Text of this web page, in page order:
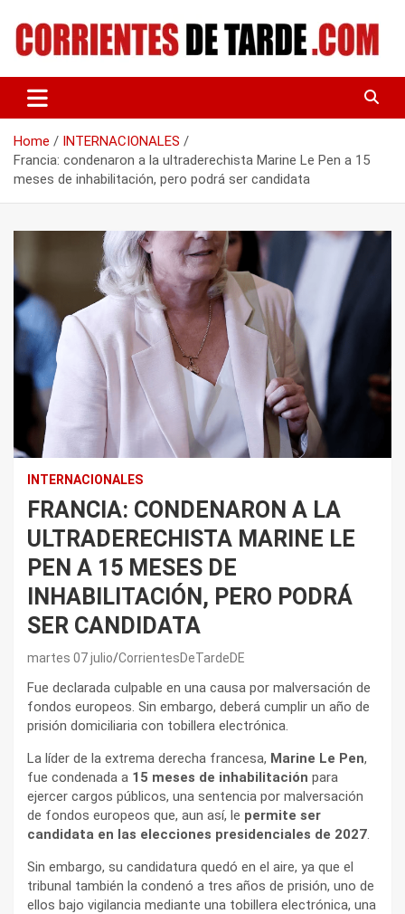
content
CORRIENTES DE TARDE
Home
INTERNACIONALES
Francia: condenaron a la ultraderechista Marine Le Pen a 15
meses de inhabilitación, pero podrá ser candidata
INTERNACIONALES
FRANCIA: CONDENARON A LA
ULTRADERECHISTA MARINE LE
PEN A 15 MESES DE
INHABILITACIÓN, PERO PODRÁ
SER CANDIDATA
martes 07 julio CorrientesDeTardeDE
Fue declarada culpable en una causa por malversación de
fondos europeos. Sin embargo, deberá cumplir un año de
prisión domiciliaria con tobillera electrónica.
La líder de la extrema derecha francesa, Marine Le Pen,
fue condenada a 15 meses de inhabilitación para
ejercer cargos públicos, una sentencia por malversación
de fondos europeos que, aun así, le permite ser
candidata en las elecciones presidenciales de 2027.
Sin embargo, su candidatura quedó en el aire, ya que el
tribunal también la condenó a tres años de prisión, uno de
ellos bajo vigilancia mediante una tobillera electrónica, una